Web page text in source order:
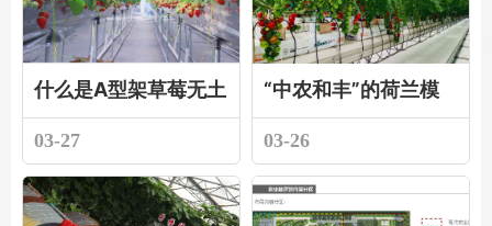
什么是A型架草莓无土
栽培
03-27
“中农和丰”的荷兰模
式无土栽培设计厂家
03-26